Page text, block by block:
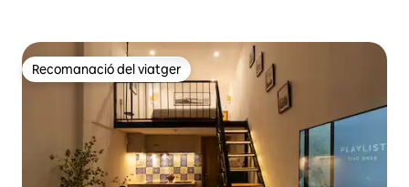
Recomanació del viatger
Recomanació del viatger